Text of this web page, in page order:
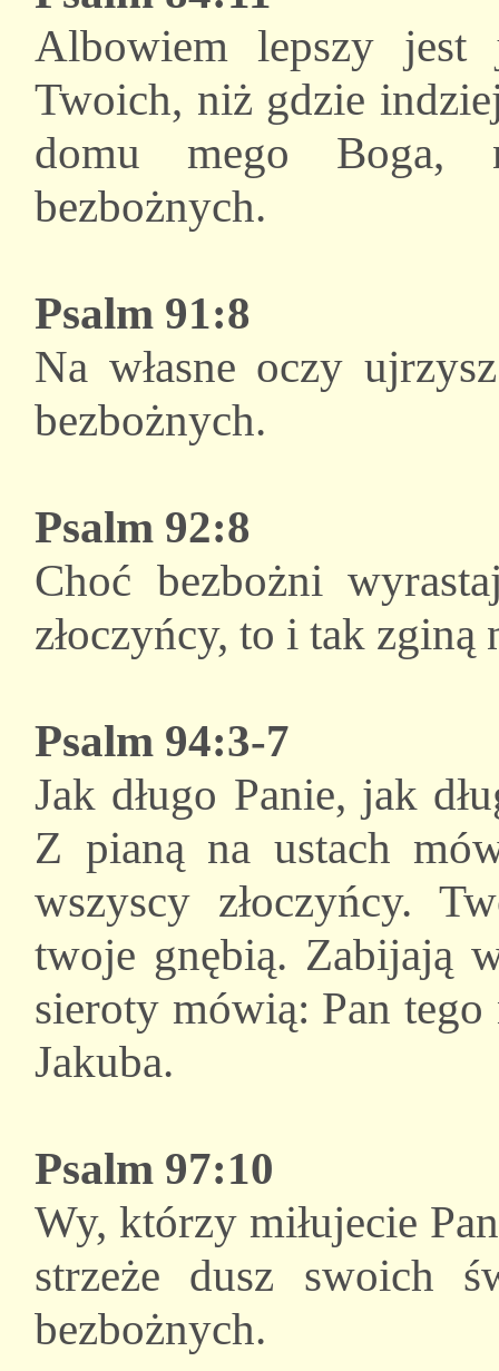
Albowiem lepszy jest
Twoich, niż gdzie
domu mego Boga,
bezbożnych.
Psalm 91:8
Na własne oczy
bezbożnych.
Psalm 92:8
Choć bezbożni
złoczyńcy, to i tak zginą
Psalm 94:3-7
Jak długo Panie, jak
Z pianą na ustach
wszyscy złoczyńcy.
twoje gnębią. Zabijają
sieroty mówią: Pan
Jakuba.
Psalm 97:10
Wy, którzy miłujecie
strzeże dusz swoich
bezbożnych.